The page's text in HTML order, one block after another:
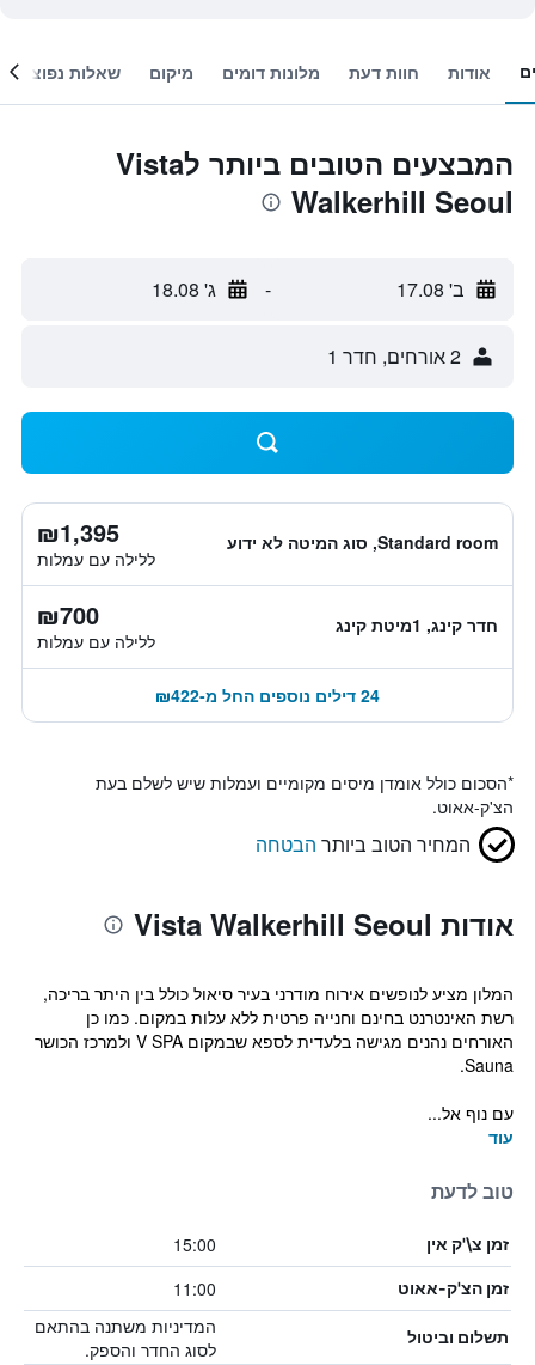
אודות חוות דעת מלונות דומים מיקום שאלות נפוצות
המבצעים הטובים ביותר לVista
Walkerhill Seoul
ב' 17.08 - ג' 18.08
2 אורחים, חדר 1
Standard room, סוג המיטה לא ידוע ₪1,395
ללילה עם עמלות
חדר קינג, 1מיטת קינג ₪700
ללילה עם עמלות
24 דילים נוספים החל מ-₪422
*הסכום כולל אומדן מיסים מקומיים ועמלות שיש לשלם בעת
הצ'ק-אאוט.
המחיר הטוב ביותר הבטחה
אודות Vista Walkerhill Seoul
המלון מציע לנופשים אירוח מודרני בעיר סיאול כולל בין היתר בריכה,
רשת האינטרנט בחינם וחנייה פרטית ללא עלות במקום. כמו כן
האורחים נהנים מגישה בלעדית לספא שבמקום V SPA ולמרכז הכושר
Sauna.
עם נוף אל...
עוד
טוב לדעת
זמן צ\'ק אין 15:00
זמן הצ'ק-אאוט 11:00
תשלום וביטול
המדיניות משתנה בהתאם
לסוג החדר והספק.